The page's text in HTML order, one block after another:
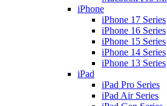
iPhone
iPhone 17 Series
iPhone 16 Series
iPhone 15 Series
iPhone 14 Series
iPhone 13 Series
iPad
iPad Pro Series
iPad Air Series